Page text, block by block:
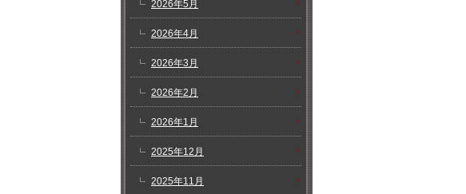
2026年5月
2026年4月
2026年3月
2026年2月
2026年1月
2025年12月
2025年11月